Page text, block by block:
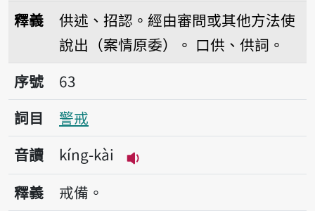
釋義
供述、招認。經由審問或其他方法使
說出（案情原委）。 口供、供詞。
序號63警戒
序號
63
詞目
警戒
音讀
kíng-kài
播放音讀kíng-kài
釋義
戒備。